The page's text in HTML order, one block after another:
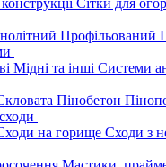
Сітки для
Профільований
Мідні та інші Системи
Пінобетон
на горище Сходи з